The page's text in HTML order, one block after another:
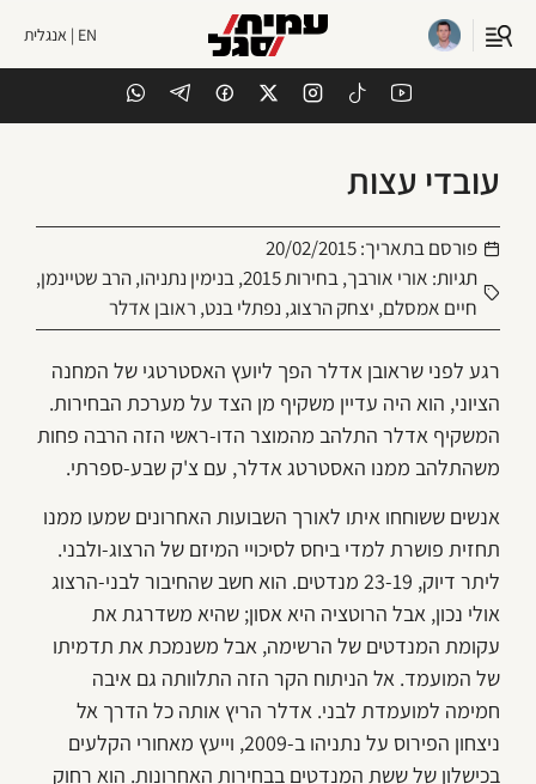
EN | אנגלית
עובדי עצות
פורסם בתאריך:20/02/2015
תגיות: אורי אורבך,בחירות 2015 ,בנימין נתניהו,הרב שטיינמן,
חיים אמסלם, יצחק הרצוג, נפתלי בנט, ראובן אדלר
רגע לפני שראובן אדלר הפך ליועץ האסטרטגי של המחנה
הציוני, הוא היה עדיין משקיף מן הצד על מערכת הבחירות.
המשקיף אדלר התלהב מהמוצר הדו-ראשי הזה הרבה פחות
משהתלהב ממנו האסטרטג אדלר, עם צ'ק שבע-ספרתי.
אנשים ששוחחו איתו לאורך השבועות האחרונים שמעו ממנו
תחזית פושרת למדי ביחס לסיכויי המיזם של הרצוג-ולבני.
ליתר דיוק, 23-19 מנדטים. הוא חשב שהחיבור לבני-הרצוג
אולי נכון, אבל הרוטציה היא אסון; שהיא משדרגת את
עקומת המנדטים של הרשימה, אבל משנמכת את תדמיתו
של המועמד. אל הניתוח הקר הזה התלוותה גם איבה
חמימה למועמדת לבני. אדלר הריץ אותה כל הדרך אל
ניצחון הפירוס על נתניהו ב-2009, וייעץ מאחורי הקלעים
בכישלון של ששת המנדטים בבחירות האחרונות. הוא רחוק